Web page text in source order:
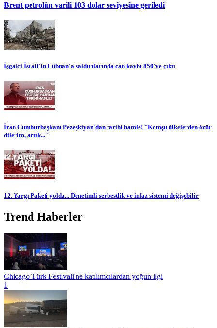
Brent petrolün varili 103 dolar seviyesine geriledi
İşgalci İsrail'in Lübnan'a saldırılarında can kaybı 850'ye çıktı
İran Cumhurbaşkanı Pezeşkiyan'dan tarihi hamle! "Komşu ülkelerden özür
dilerim, artık..."
12. Yargı Paketi yolda... Denetimli serbestlik ve infaz sistemi değişebilir
Trend Haberler
Chicago Türk Festivali'ne katılımcılardan yoğun ilgi
1